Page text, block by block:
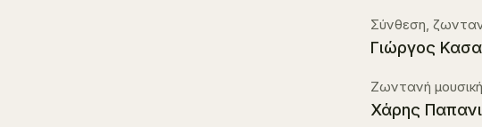
Σύνθεση,
Γιώργος
Ζωντανή
Χάρης